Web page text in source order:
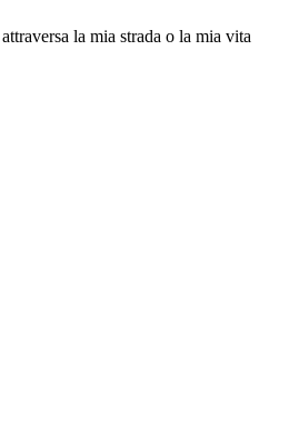
la mia strada o la mia vita